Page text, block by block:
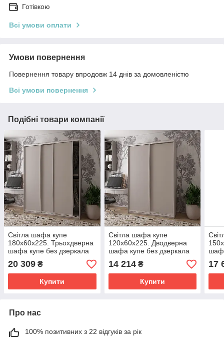
Готівкою
Всі умови оплати
Умови повернення
Повернення товару впродовж 14 днів за домовленістю
Всі умови повернення
Подібні товари компанії
Світла шафа купе
180х60х225. Трьохдверна
шафа купе без дзеркала
Сіті Лайт Кашемір 3 ДСП.
Шафа у вітальню
20 309 ₴
Купити
Світла шафа купе
120х60х225. Дводверна
шафа купе без дзеркала
Сіті Лайт Кашемір 2 ДСП.
Шафа у вітальню
14 214₴
Купити
1
17
Про нас
100% позитивних з 22 відгуків за рік